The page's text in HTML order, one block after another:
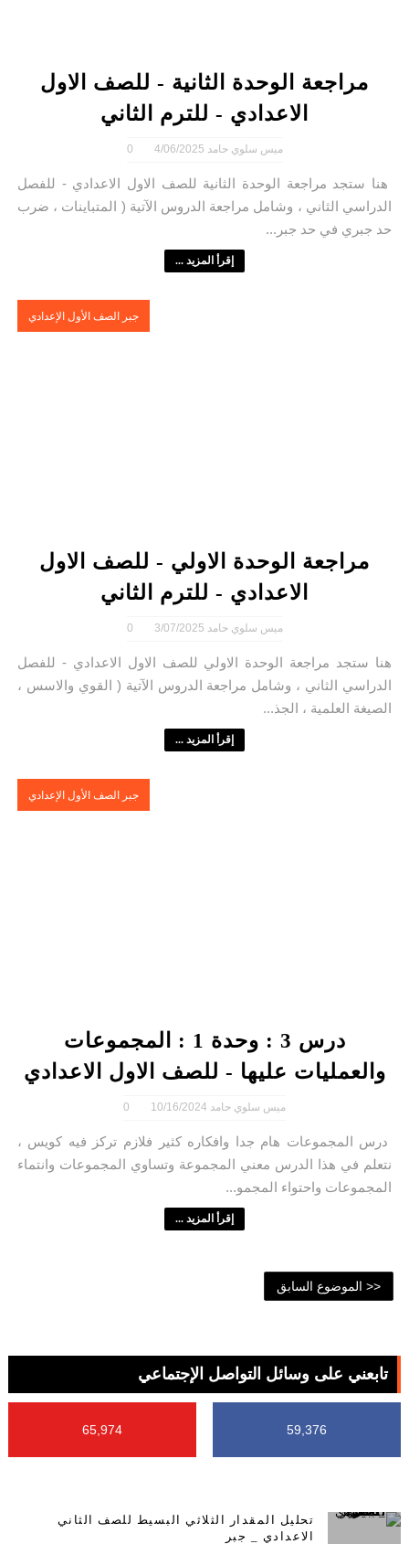
مراجعة الوحدة الثانية - للصف الاول
الاعدادي - للترم الثاني
ميس سلوي حامد 4/06/2025
0
هنا ستجد مراجعة الوحدة الثانية للصف الاول الاعدادي - للفصل
الدراسي الثاني ، وشامل مراجعة الدروس الآتية ( المتباينات ، ضرب
حد جبري في حد جبر...
إقرأ المزيد ...
جبر الصف الأول الإعدادي
مراجعة الوحدة الاولي - للصف الاول
الاعدادي - للترم الثاني
ميس سلوي حامد 3/07/2025
0
هنا ستجد مراجعة الوحدة الاولي للصف الاول الاعدادي - للفصل
الدراسي الثاني ، وشامل مراجعة الدروس الآتية ( القوي والاسس ،
الصيغة العلمية ، الجذ...
إقرأ المزيد ...
جبر الصف الأول الإعدادي
درس 3 : وحدة 1 : المجموعات
والعمليات عليها - للصف الاول الاعدادي
ميس سلوي حامد 10/16/2024
0
درس المجموعات هام جدا وافكاره كثير فلازم تركز فيه كويس ،
نتعلم في هذا الدرس معني المجموعة وتساوي المجموعات وانتماء
المجموعات واحتواء المجمو...
إقرأ المزيد ...
<< الموضوع السابق
تابعني على وسائل التواصل الإجتماعي
59,376
65,974
تحليل المقدار الثلاثي البسيط للصف الثاني
الاعدادي _ جبر